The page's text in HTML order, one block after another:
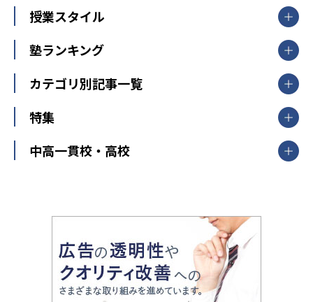
山形県
福島県
関東
東京都
神奈川県
茨城県
栃木県
群馬県
新潟県
中部
愛知県
静岡県
長野県
大阪府
兵庫県 京都府 奈良県
和歌山県
鳥取県
島根県 岡山県 広島県
【掲載塾一覧を見る】
東京個別指導学院
明光義塾
個別教室のトライ
武田塾
授業スタイル
個別指導
オンライン指導
塾ランキング
中学受験ランキング
カテゴリ別記事一覧
中学受験
大学受験
教育全般
中学受験に熱心な市区町村ランキング
小学校受験
家庭教師
特集
開成番長直伝！子どもの受験を成功させる方法
運動と遊びを考える
情報Ⅰ、数学が苦手な人注目！最短距離の学力
アップ法
悩み多き「大学受験」相談室
中高一貫校・高校
大学入試改革
ママテクエグザム
進化する中高一貫校・高校